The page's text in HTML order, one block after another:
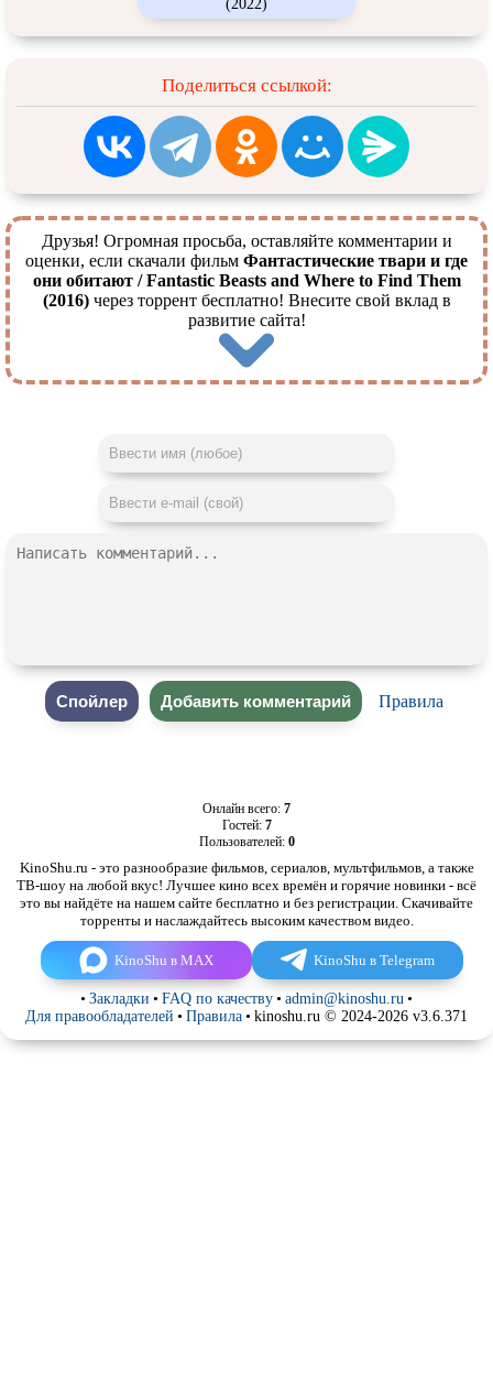
(2022)
Поделиться ссылкой:
Друзья! Огромная просьба, оставляйте комментарии и
оценки, если скачали фильм Фантастические твари и где
они обитают / Fantastic Beasts and Where to Find Them
(2016)через торрент бесплатно! Внесите свой вклад в
развитие сайта!
Правила
Онлайн всего: 7
Гостей: 7
Пользователей: 0
KinoShu.ru - это разнообразие фильмов, сериалов, мультфильмов, а также
ТВ-шоу на любой вкус! Лучшее кино всех времён и горячие новинки - всё
это вы найдёте на нашем сайте бесплатно и без регистрации. Скачивайте
торренты и наслаждайтесь высоким качеством видео.
KinoShu в MAX KinoShu в Telegram
• Закладки • FAQ по качеству • admin@kinoshu.ru •
Для правообладателей • Правила • kinoshu.ru © 2024-2026 v3.6.371